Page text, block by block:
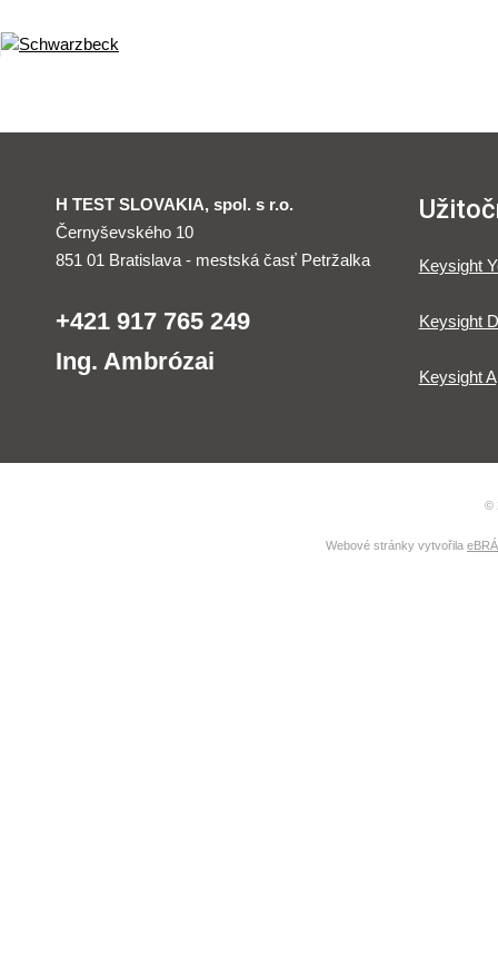
H TEST SLOVAKIA, spol. s r.o.
Černyševského 10
851 01 Bratislava - mestská časť Petržalka
+421 917 765 249
Ing. Ambrózai
Keysight
Keysight
Keysight
©
Webové stránky vytvořila